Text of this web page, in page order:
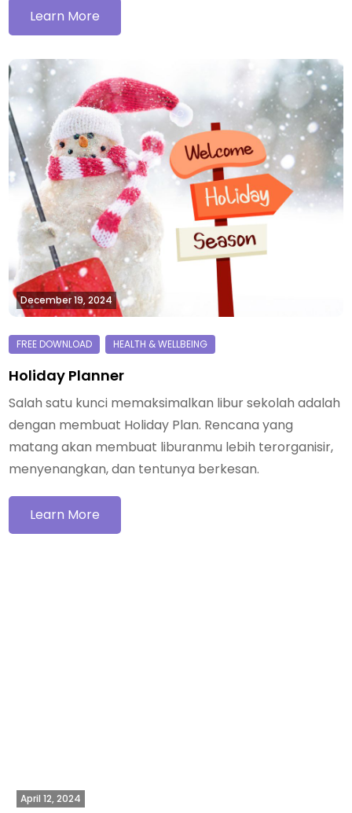
Learn More
December 19, 2024
Holiday Planner
Salah satu kunci memaksimalkan libur sekolah adalah
dengan membuat Holiday Plan. Rencana yang
matang akan membuat liburanmu lebih terorganisir,
menyenangkan, dan tentunya berkesan.
Learn More
April 12, 2024